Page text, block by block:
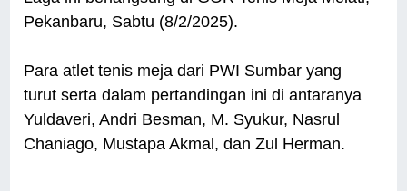
Pekanbaru, Sabtu (8/2/2025).
Para atlet tenis meja dari PWI Sumbar yang
turut serta dalam pertandingan ini di antaranya
Yuldaveri, Andri Besman, M. Syukur, Nasrul
Chaniago, Mustapa Akmal, dan Zul Herman.